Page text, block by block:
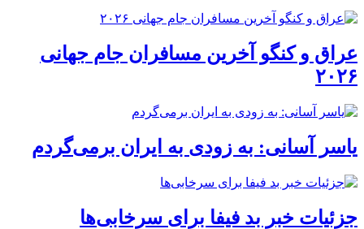
عراق و کنگو آخرین مسافران جام جهانی
۲۰۲۶
یاسر آسانی: به زودی به ایران برمی‌گردم
جزئیات خبر بد فیفا برای سرخابی‌ها